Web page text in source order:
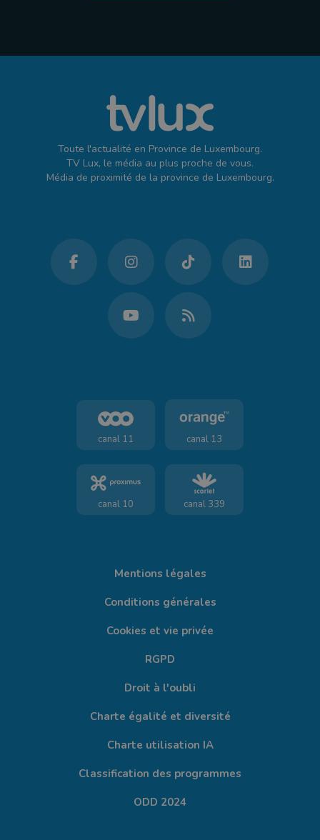
Toute l'actualité en Province de Luxembourg.
TV Lux, le média au plus proche de vous.
Média de proximité de la province de Luxembourg.
canal 11 canal 13
canal 10 canal 339
Mentions légales
Conditions générales
Cookies et vie privée
RGPD
Droit à l'oubli
Charte égalité et diversité
Charte utilisation IA
Classification des programmes
ODD 2024